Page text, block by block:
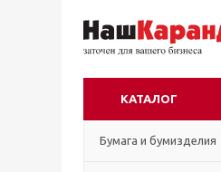
КАТАЛОГ
Бумага и бумизделия